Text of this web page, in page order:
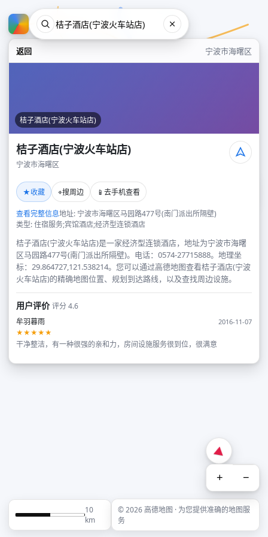
返回 宁波市海曙区
桔子酒店(宁波火车站店)
桔子酒店(宁波火车站店)
宁波市海曙区
★收藏 ⌖搜周边 📱 去手机查看
查看完整信息地址: 宁波市海曙区马园路477号(南门派出所隔壁)
类型: 住宿服务;宾馆酒店;经济型连锁酒店
桔子酒店(宁波火车站店)是一家经济型连锁酒店，地址为宁波市海曙
区马园路477号(南门派出所隔壁)。电话：0574-27715888。地理坐
标：29.864727,121.538214。您可以通过高德地图查看桔子酒店(宁波
火车站店)的精确地图位置、规划到达路线，以及查找周边设施。
用户评价评分 4.6
牟羽暮雨
2016-11-07
★★★★★
干净整洁，有一种很强的亲和力，房间设施服务很到位，很满意
+ −
10
km
© 2026 高德地图 · 为您提供准确的地图服
务